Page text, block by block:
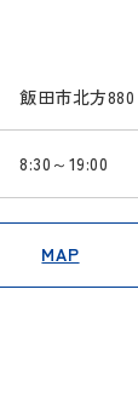
飯田市北方880
8:30～19:00
MAP